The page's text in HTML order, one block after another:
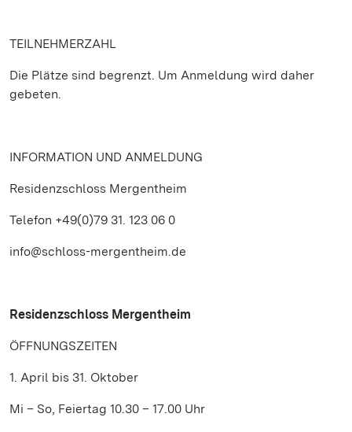
TEILNEHMERZAHL
Die Plätze sind begrenzt. Um Anmeldung wird daher
gebeten.
INFORMATION UND ANMELDUNG
Residenzschloss Mergentheim
Telefon +49(0)79 31. 123 06 0
info@schloss-mergentheim.de
Residenzschloss Mergentheim
ÖFFNUNGSZEITEN
1. April bis 31. Oktober
Mi – So, Feiertag 10.30 – 17.00 Uhr